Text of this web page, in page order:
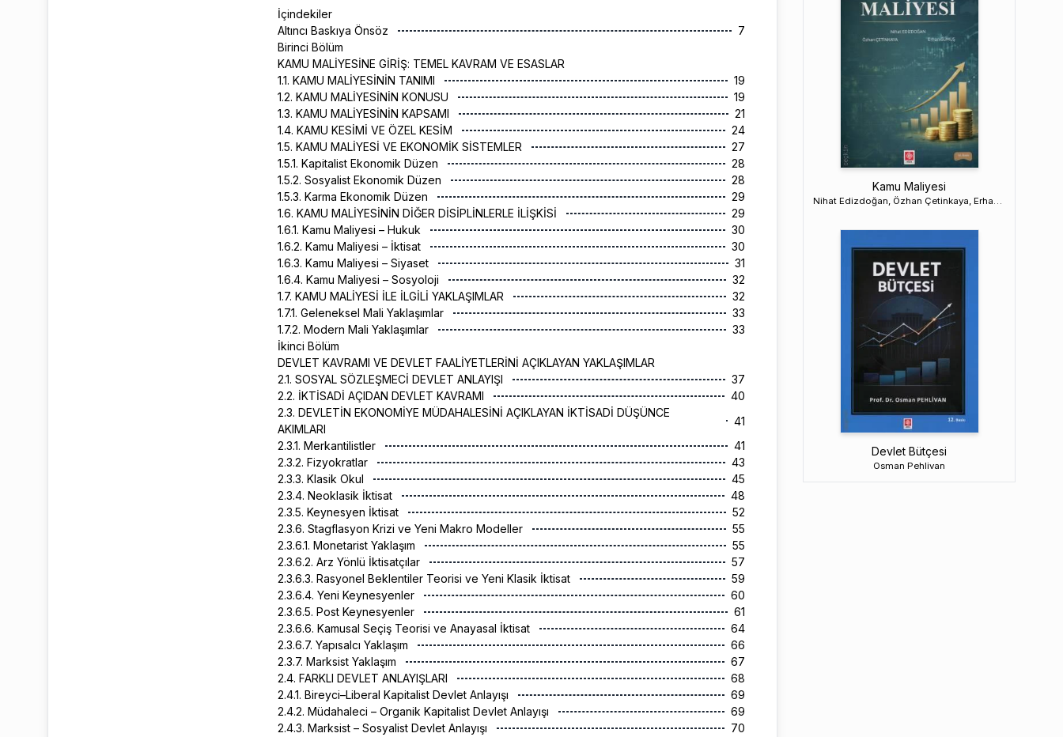
İçindekiler
Altıncı Baskıya Önsöz
7
Birinci Bölüm
KAMU MALİYESİNE GİRİŞ: TEMEL KAVRAM VE ESASLAR
1.1. KAMU MALİYESİNİN TANIMI
19
1.2. KAMU MALİYESİNİN KONUSU
19
1.3. KAMU MALİYESİNİN KAPSAMI
21
1.4. KAMU KESİMİ VE ÖZEL KESİM
24
1.5. KAMU MALİYESİ VE EKONOMİK SİSTEMLER
27
1.5.1. Kapitalist Ekonomik Düzen
28
1.5.2. Sosyalist Ekonomik Düzen
28
1.5.3. Karma Ekonomik Düzen
29
1.6. KAMU MALİYESİNİN DİĞER DİSİPLİNLERLE İLİŞKİSİ
29
1.6.1. Kamu Maliyesi – Hukuk
30
1.6.2. Kamu Maliyesi – İktisat
30
1.6.3. Kamu Maliyesi – Siyaset
31
1.6.4. Kamu Maliyesi – Sosyoloji
32
1.7. KAMU MALİYESİ İLE İLGİLİ YAKLAŞIMLAR
32
1.7.1. Geleneksel Mali Yaklaşımlar
33
1.7.2. Modern Mali Yaklaşımlar
33
İkinci Bölüm
DEVLET KAVRAMI VE DEVLET FAALİYETLERİNİ AÇIKLAYAN YAKLAŞIMLAR
2.1. SOSYAL SÖZLEŞMECİ DEVLET ANLAYIŞI
37
2.2. İKTİSADİ AÇIDAN DEVLET KAVRAMI
40
2.3. DEVLETİN EKONOMİYE MÜDAHALESİNİ AÇIKLAYAN İKTİSADİ DÜŞÜNCE
AKIMLARI
41
2.3.1. Merkantilistler
41
2.3.2. Fizyokratlar
43
2.3.3. Klasik Okul
45
2.3.4. Neoklasik İktisat
48
2.3.5. Keynesyen İktisat
52
2.3.6. Stagflasyon Krizi ve Yeni Makro Modeller
55
2.3.6.1. Monetarist Yaklaşım
55
2.3.6.2. Arz Yönlü İktisatçılar
57
2.3.6.3. Rasyonel Beklentiler Teorisi ve Yeni Klasik İktisat
59
2.3.6.4. Yeni Keynesyenler
60
2.3.6.5. Post Keynesyenler
61
2.3.6.6. Kamusal Seçiş Teorisi ve Anayasal İktisat
64
2.3.6.7. Yapısalcı Yaklaşım
66
2.3.7. Marksist Yaklaşım
67
2.4. FARKLI DEVLET ANLAYIŞLARI
68
2.4.1. Bireyci–Liberal Kapitalist Devlet Anlayışı
69
2.4.2. Müdahaleci – Organik Kapitalist Devlet Anlayışı
69
2.4.3. Marksist – Sosyalist Devlet Anlayışı
70
Kamu Maliyesi
Devlet Bütçesi
Osman Pehlivan